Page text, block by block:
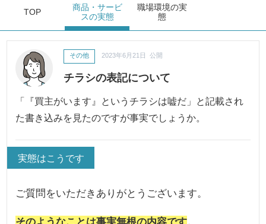
TOP
商品・サービ
スの実態
職場環境の実
態
チラシの表記について
その他 2023年6月21日 公開
「『買主がいます』というチラシは嘘だ」と記載され
た書き込みを見たのですが事実でしょうか。
実態はこうです
ご質問をいただきありがとうございます。
そのようなことは事実無根の内容です。